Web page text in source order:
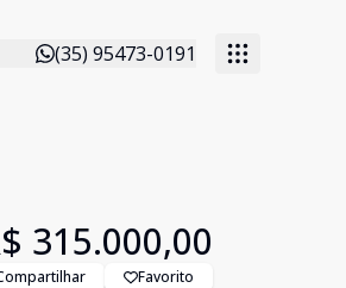
(35) 95473-0191
315.000,00
Favorito